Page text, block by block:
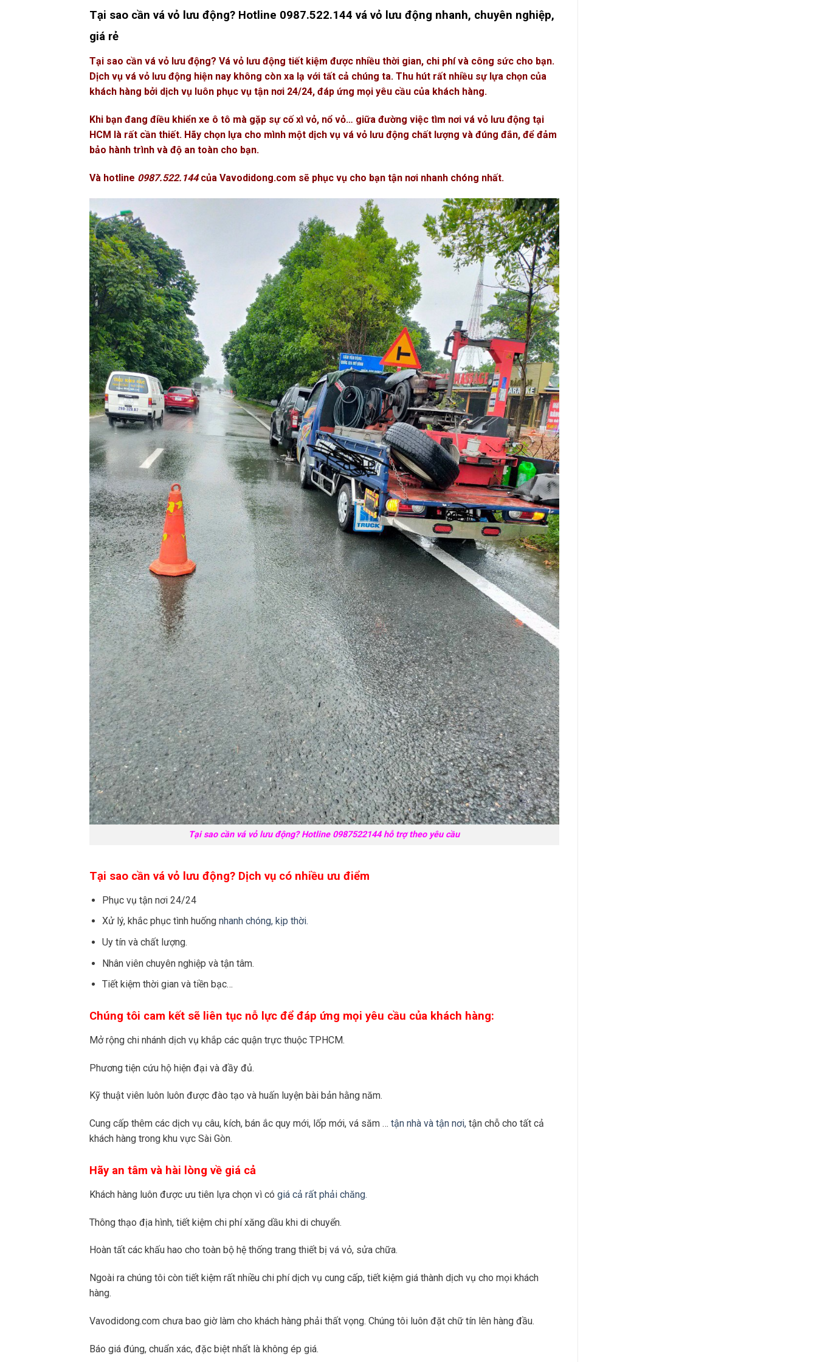
Tại sao cần vá vỏ lưu động? Hotline 0987.522.144 vá vỏ lưu động nhanh, chuyên nghiệp,
giá rẻ
Tại sao cần vá vỏ lưu động? Vá vỏ lưu động tiết kiệm được nhiều thời gian, chi phí và công sức cho bạn.
Dịch vụ vá vỏ lưu động hiện nay không còn xa lạ với tất cả chúng ta. Thu hút rất nhiều sự lựa chọn của
khách hàng bởi dịch vụ luôn phục vụ tận nơi 24/24, đáp ứng mọi yêu cầu của khách hàng.
Khi bạn đang điều khiển xe ô tô mà gặp sự cố xì vỏ, nổ vỏ… giữa đường việc tìm nơi vá vỏ lưu động tại
HCM là rất cần thiết. Hãy chọn lựa cho mình một dịch vụ vá vỏ lưu động chất lượng và đúng đắn, để đảm
bảo hành trình và độ an toàn cho bạn.
Và hotline 0987.522.144 của Vavodidong.com sẽ phục vụ cho bạn tận nơi nhanh chóng nhất.
Tại sao cần vá vỏ lưu động? Hotline 0987522144 hỗ trợ theo yêu cầu
Tại sao cần vá vỏ lưu động? Dịch vụ có nhiều ưu điểm
Phục vụ tận nơi 24/24
Xử lý, khắc phục tình huống nhanh chóng, kịp thời.
Uy tín và chất lượng.
Nhân viên chuyên nghiệp và tận tâm.
Tiết kiệm thời gian và tiền bạc…
Chúng tôi cam kết sẽ liên tục nỗ lực để đáp ứng mọi yêu cầu của khách hàng:
Mở rộng chi nhánh dịch vụ khắp các quận trực thuộc TPHCM.
Phương tiện cứu hộ hiện đại và đầy đủ.
Kỹ thuật viên luôn luôn được đào tạo và huấn luyện bài bản hằng năm.
Cung cấp thêm các dịch vụ câu, kích, bán ắc quy mới, lốp mới, vá săm … tận nhà và tận nơi, tận chỗ cho tất cả
khách hàng trong khu vực Sài Gòn.
Hãy an tâm và hài lòng về giá cả
Khách hàng luôn được ưu tiên lựa chọn vì có giá cả rất phải chăng.
Thông thạo địa hình, tiết kiệm chi phí xăng dầu khi di chuyển.
Hoàn tất các khấu hao cho toàn bộ hệ thống trang thiết bị vá vỏ, sửa chữa.
Ngoài ra chúng tôi còn tiết kiệm rất nhiều chi phí dịch vụ cung cấp, tiết kiệm giá thành dịch vụ cho mọi khách
hàng.
Vavodidong.com chưa bao giờ làm cho khách hàng phải thất vọng. Chúng tôi luôn đặt chữ tín lên hàng đầu.
Báo giá đúng, chuẩn xác, đặc biệt nhất là không ép giá.